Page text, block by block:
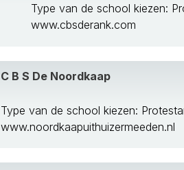
Type van de school kiezen:
www.cbsderank.com
C B S De Noordkaap
Type van de school kiezen:
www.noordkaapuithuizermeeden.nl